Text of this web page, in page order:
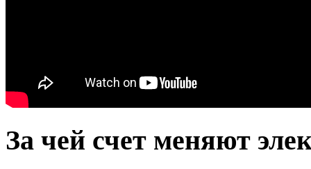
За чей счет меняют